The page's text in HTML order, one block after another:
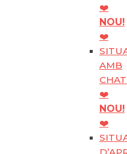
❤️
NOU!
❤️
AMB
❤️
NOU!
❤️